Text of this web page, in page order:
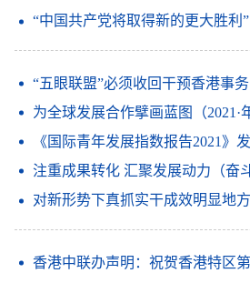
“中国共产党将取得新的更大胜利”（百
“五眼联盟”必须收回干预香港事务
为全球发展合作擘画蓝图（2021·
《国际青年发展指数报告2021》
注重成果转化 汇聚发展动力（奋斗百年路 启航新征程
对新形势下真抓实干成效明显地
香港中联办声明：祝贺香港特区第七届立法会选举圆